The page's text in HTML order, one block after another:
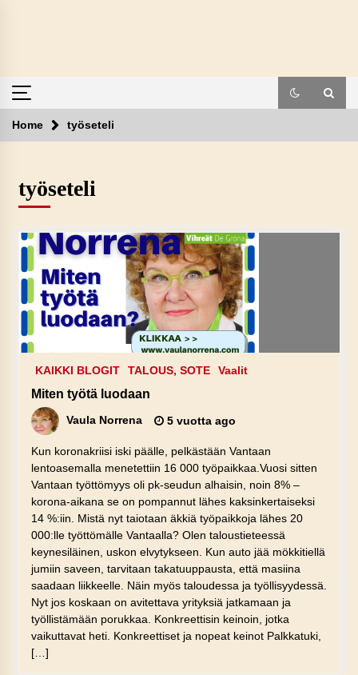
Home työseteli
työseteli
KAIKKI BLOGIT TALOUS, SOTE Vaalit
Miten työtä luodaan
Vaula Norrena 5 vuotta ago
Kun koronakriisi iski päälle, pelkästään Vantaan
lentoasemalla menetettiin 16 000 työpaikkaa.Vuosi sitten
Vantaan työttömyys oli pk-seudun alhaisin, noin 8% –
korona-aikana se on pompannut lähes kaksinkertaiseksi
14 %:iin. Mistä nyt taiotaan äkkiä työpaikkoja lähes 20
000:lle työttömälle Vantaalla? Olen taloustieteessä
keynesiläinen, uskon elvytykseen. Kun auto jää mökkitiellä
jumiin saveen, tarvitaan takatuuppausta, että masiina
saadaan liikkeelle. Näin myös taloudessa ja työllisyydessä.
Nyt jos koskaan on avitettava yrityksiä jatkamaan ja
työllistämään porukkaa. Konkreettisin keinoin, jotka
vaikuttavat heti. Konkreettiset ja nopeat keinot Palkkatuki,
[…]